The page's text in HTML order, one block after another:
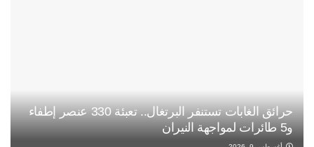
حرائق الغابات تستنفر البرتغال.. تعبئة 330 عنصر إطفاء
و5 طائرات لمواجهة النيران